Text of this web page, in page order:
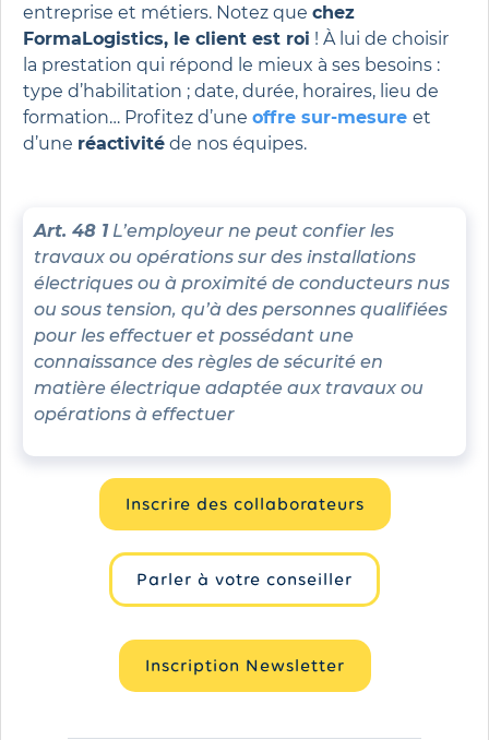
entreprise et métiers. Notez que chez
FormaLogistics, le client est roi ! À lui de choisir
la prestation qui répond le mieux à ses besoins :
type d’habilitation ; date, durée, horaires, lieu de
formation… Profitez d’une offre sur-mesure et
d’une réactivité de nos équipes.
Art. 48 1L’employeur ne peut confier les
travaux ou opérations sur des installations
électriques ou à proximité de conducteurs nus
ou sous tension, qu’à des personnes qualifiées
pour les effectuer et possédant une
connaissance des règles de sécurité en
matière électrique adaptée aux travaux ou
opérations à effectuer
Inscrire des collaborateurs
Parler à votre conseiller
Inscription Newsletter